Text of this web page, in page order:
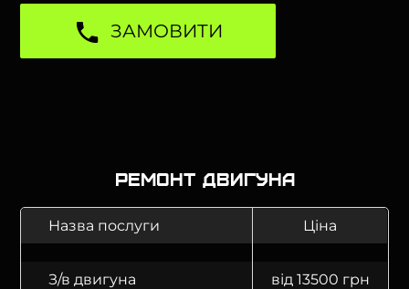
ЗАМОВИТИ
Ремонт двигуна
Назва послуги Ціна
З/в двигуна від 13500 грн